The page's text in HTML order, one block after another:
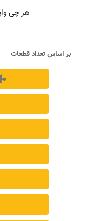
بر اساس تعداد قطعات